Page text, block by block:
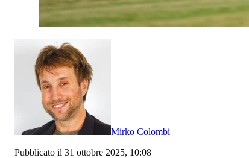
Mirko Colombi
Pubblicato il 31 ottobre 2025, 10:08